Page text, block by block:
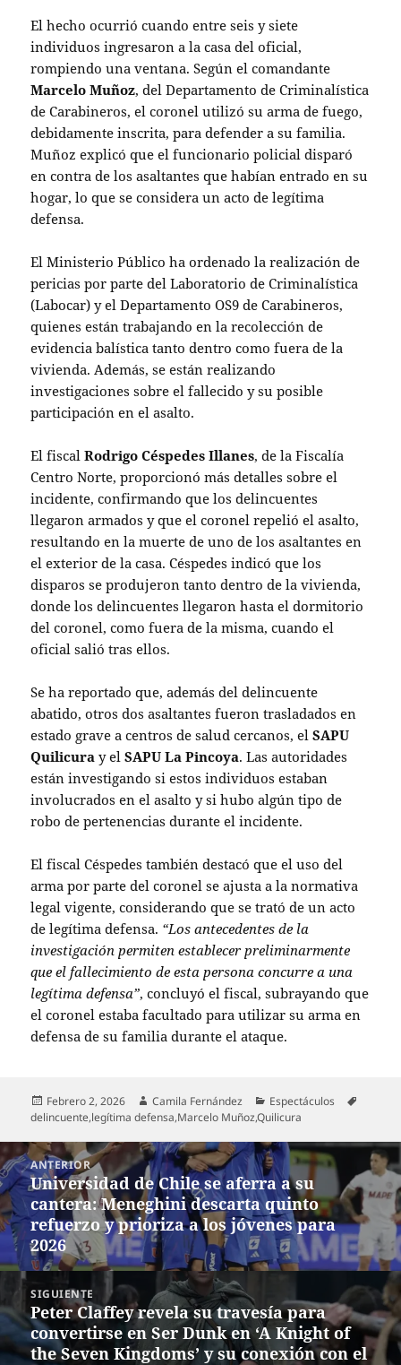
El hecho ocurrió cuando entre seis y siete
individuos ingresaron a la casa del oficial,
rompiendo una ventana. Según el comandante
Marcelo Muñoz, del Departamento de Criminalística
de Carabineros, el coronel utilizó su arma de fuego,
debidamente inscrita, para defender a su familia.
Muñoz explicó que el funcionario policial disparó
en contra de los asaltantes que habían entrado en su
hogar, lo que se considera un acto de legítima
defensa.
El Ministerio Público ha ordenado la realización de
pericias por parte del Laboratorio de Criminalística
(Labocar) y el Departamento OS9 de Carabineros,
quienes están trabajando en la recolección de
evidencia balística tanto dentro como fuera de la
vivienda. Además, se están realizando
investigaciones sobre el fallecido y su posible
participación en el asalto.
El fiscalRodrigo Céspedes Illanes, de la Fiscalía
Centro Norte, proporcionó más detalles sobre el
incidente, confirmando que los delincuentes
llegaron armados y que el coronel repelió el asalto,
resultando en la muerte de uno de los asaltantes en
el exterior de la casa. Céspedes indicó que los
disparos se produjeron tanto dentro de la vivienda,
donde los delincuentes llegaron hasta el dormitorio
del coronel, como fuera de la misma, cuando el
oficial salió tras ellos.
Se ha reportado que, además del delincuente
abatido, otros dos asaltantes fueron trasladados en
estado grave a centros de salud cercanos, elSAPU
Quilicura y elSAPU La Pincoya. Las autoridades
están investigando si estos individuos estaban
involucrados en el asalto y si hubo algún tipo de
robo de pertenencias durante el incidente.
El fiscal Céspedes también destacó que el uso del
arma por parte del coronel se ajusta a la normativa
legal vigente, considerando que se trató de un acto
de legítima defensa. “Los antecedentes de la
investigación permiten establecer preliminarmente
que el fallecimiento de esta persona concurre a una
legítima defensa”, concluyó el fiscal, subrayando que
el coronel estaba facultado para utilizar su arma en
defensa de su familia durante el ataque.
Publicado
el
Febrero 2, 2026 Autor
Camila Fernández Categorías
Espectáculos
delincuente,legítima defensa,Marcelo Muñoz,Quilicura
Navegación
de
entradas
ANTERIOR
Entrada
anterior:
Universidad de Chile se aferra a su
cantera: Meneghini descarta quinto
refuerzo y prioriza a los jóvenes para
2026
SIGUIENTE
Entrada
siguiente:
Peter Claffey revela su travesía para
convertirse en Ser Dunk en ‘A Knight of
the Seven Kingdoms’ y su conexión con el